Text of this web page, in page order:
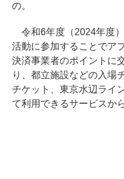
の。
令和6年度（2024年度
活動に参加することでア
決済事業者のポイントに
り、都立施設などの入場
チケット、東京水辺ライ
て利用できるサービスか